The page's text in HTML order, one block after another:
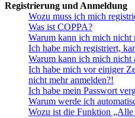
Registrierung und Anmeldung
Wozu muss ich mich
Was ist COPPA?
Warum kann ich mich nicht
Ich habe mich registriert,
Warum kann ich mich nicht
Ich habe mich vor einiger
nicht mehr anmelden?!
Ich habe mein Passwort
Warum werde ich
Wozu ist die Funktion „Alle